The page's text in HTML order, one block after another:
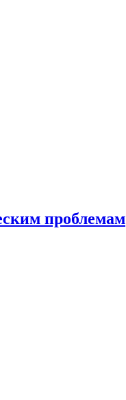
проблемам